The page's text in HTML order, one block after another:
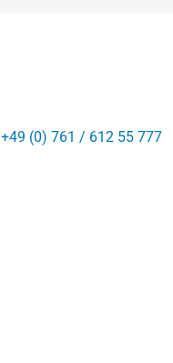
+49 (0) 761 / 612 55 777